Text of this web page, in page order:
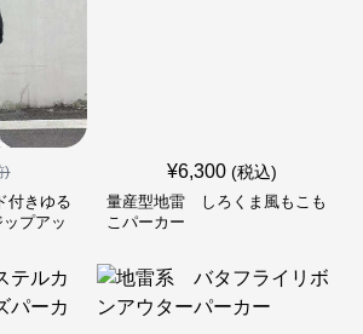
)
付きゆる
プアッ
¥6,300 (税込)
量産型地雷 しろくま風もこも
こパーカー